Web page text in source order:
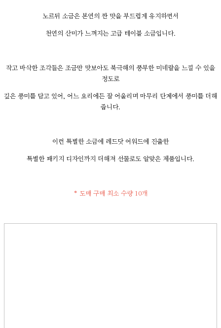
노르뒤 소금은 본연의 짠 맛을 부드럽게 유지하면서
천연의 산미가 느껴지는 고급 테이블 소금입니다.
작고 바삭한 조각들은 조금만 맛보아도 북극해의 풍부한 미네랄을 느낄 수 있을
정도로
깊은 풍미를 담고 있어, 어느 요리에든 잘 어울리며 마무리 단계에서 풍미를 더해
줍니다.
이런 특별한 소금에 레드닷 어워드에 진출한
특별한 패키지 디자인까지 더해져 선물로도 알맞은 제품입니다.
* 도매 구매 최소 수량 10개